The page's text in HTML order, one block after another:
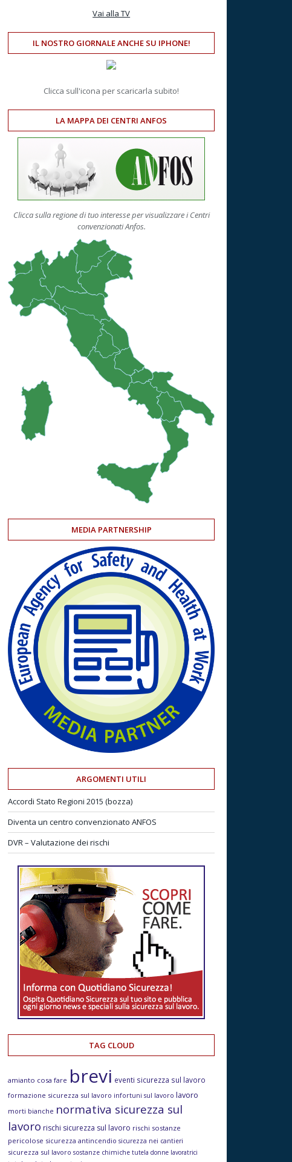
Vai alla TV
IL NOSTRO GIORNALE ANCHE SU IPHONE!
Clicca sull'icona per scaricarla subito!
LA MAPPA DEI CENTRI ANFOS
Clicca sulla regione di tuo interesse per visualizzare i Centri
convenzionati Anfos.
MEDIA PARTNERSHIP
ARGOMENTI UTILI
Accordi Stato Regioni 2015 (bozza)
Diventa un centro convenzionato ANFOS
DVR – Valutazione dei rischi
TAG CLOUD
amianto cosa fare brevi eventi sicurezza sul lavoro
formazione sicurezza sul lavoro infortuni sul lavoro lavoro
morti bianche normativa sicurezza sul
lavoro rischi sicurezza sul lavoro rischi sostanze
pericolose sicurezza antincendio sicurezza nei cantieri
sicurezza sul lavoro sostanze chimiche tutela donne lavoratrici